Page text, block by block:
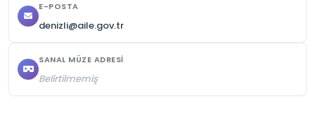
E-POSTA
denizli@aile.gov.tr
SANAL MÜZE ADRESI
Belirtilmemiş